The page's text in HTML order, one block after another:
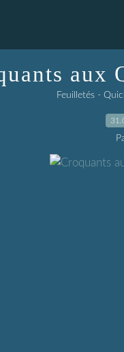
aux
Feuilletés -